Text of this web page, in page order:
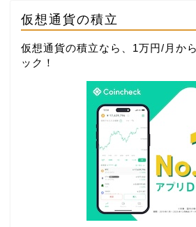
仮想通貨の積立
仮想通貨の積立なら、1万円/月か
ック ！